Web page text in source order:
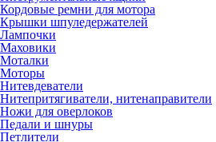
Кордовые ремни для мотора
Крышки шпуледержателей
Лампочки
Маховики
Моталки
Моторы
Нитевдеватели
Нитепритягиватели, нитенаправители
Ножи для оверлоков
Педали и шнуры
Петлители